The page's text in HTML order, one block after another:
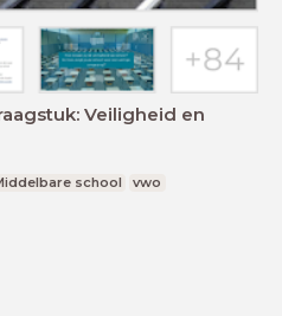
Veiligheid en
school
vwo